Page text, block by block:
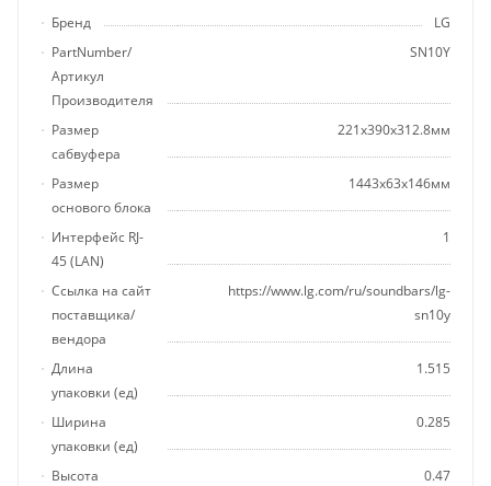
Бренд
LG
PartNumber/
Артикул
Производителя
SN10Y
Размер
сабвуфера
221x390x312.8мм
Размер
основого блока
1443x63x146мм
Интерфейс RJ-
45 (LAN)
1
Ссылка на сайт
поставщика/
вендора
https://www.lg.com/ru/soundbars/lg-
sn10y
Длина
упаковки (ед)
1.515
Ширина
упаковки (ед)
0.285
Высота
0.47